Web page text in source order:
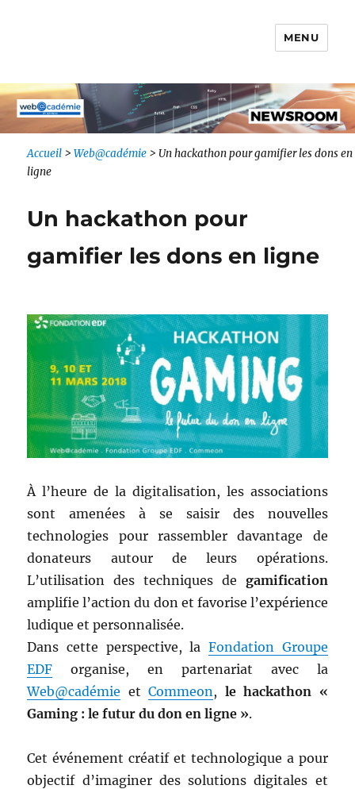
MENU
Accueil >Web@cadémie > Un hackathon pour gamifier les dons en
ligne
Un hackathon pour
gamifier les dons en ligne
À l’heure de la digitalisation, les associations
sont amenées à se saisir des nouvelles
technologies pour rassembler davantage de
donateurs autour de leurs opérations.
L’utilisation des techniques de gamification
amplifie l’action du don et favorise l’expérience
ludique et personnalisée.
Dans cette perspective, la Fondation Groupe
EDF organise, en partenariat avec la
Web@cadémie etCommeon , le hackathon «
Gaming : le futur du don en ligne ».
Cet événement créatif et technologique a pour
objectif d’imaginer des solutions digitales et